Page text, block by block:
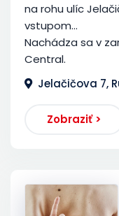
na rohu ulíc
vstupom...
Nachádza sa v
Central.
Jelačičova 7,
Zobraziť >